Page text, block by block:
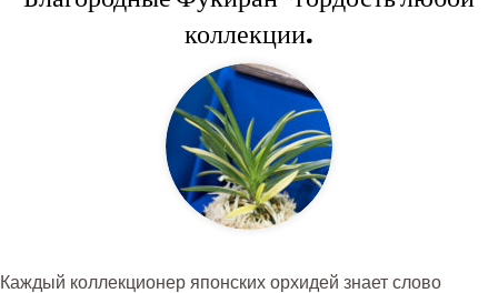
коллекции.
Каждый коллекционер японских орхидей знает слово